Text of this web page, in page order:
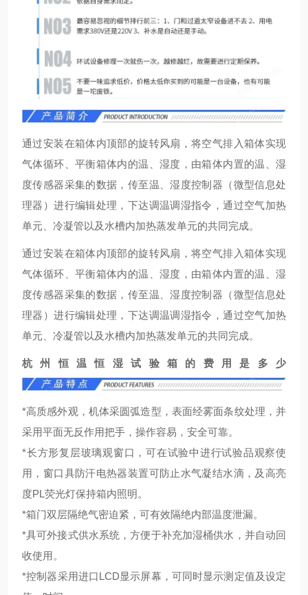
通过安装在箱体内顶部的旋转风扇，将空气排入箱体实现
气体循环、平衡箱体内的温、湿度，由箱体内置的温、湿
度传感器采集的数据，传至温、湿度控制器（微型信息处
理器）进行编辑处理，下达调温调湿指令，通过空气加热
单元、冷凝管以及水槽内加热蒸发单元的共同完成。
通过安装在箱体内顶部的旋转风扇，将空气排入箱体实现
气体循环、平衡箱体内的温、湿度，由箱体内置的温、湿
度传感器采集的数据，传至温、湿度控制器（微型信息处
理器）进行编辑处理，下达调温调湿指令，通过空气加热
单元、冷凝管以及水槽内加热蒸发单元的共同完成。
杭州恒温恒湿试验箱的费用是多少
*高质感外观，机体采圆弧造型，表面经雾面条纹处理，并
采用平面无反作用把手，操作容易，安全可靠。
*长方形复层玻璃观窗口，可在试验中进行试验品观察使
用，窗口具防汗电热器装置可防止水气凝结水滴，及高亮
度PL荧光灯保持箱内照明。
*箱门双层隔绝气密迫紧，可有效隔绝内部温度泄漏。
*具可外接式供水系统，方便于补充加湿桶供水，并自动回
收使用。
*控制器采用进口LCD显示屏幕，可同时显示测定值及设定